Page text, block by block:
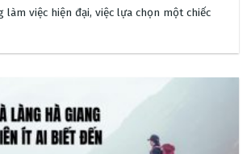
việc hiện đại, việc lựa chọn một chiếc